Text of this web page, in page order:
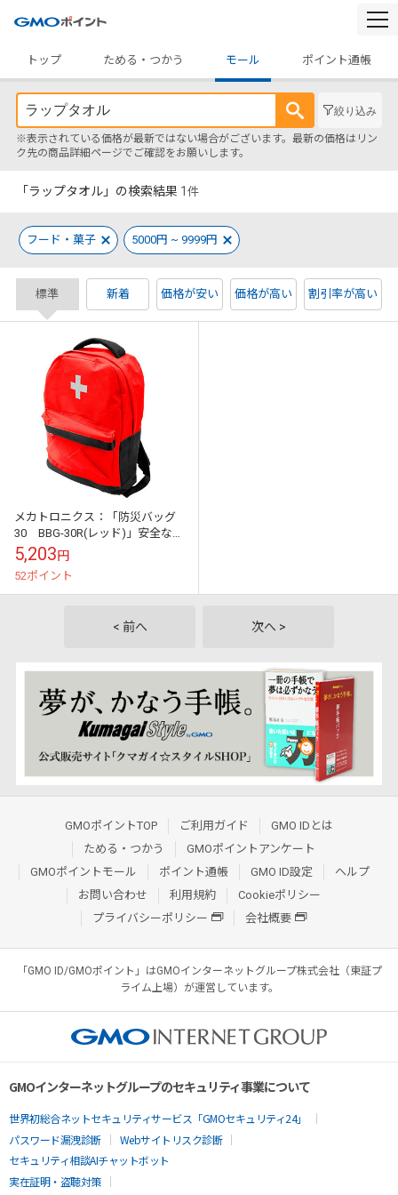
トップ
ためる・つかう モール ポイント通帳
絞り込み
※表示されている価格が最新ではない場合がございます。最新の価格はリン
ク先の商品詳細ページでご確認をお願いします。
「ラップタオル」の検索結果 1 件
フード・菓子 5000円 ~ 9999円
標準 新着 価格が安い 価格が高い 割引率が高い
メカトロニクス：「防災バッグ
30 BBG-30R(レッド)」安全な場
所に逃げるために必要な30点そ
ろえました
5,203円
52ポイント
< 前へ 次へ >
GMOポイントTOP ご利用ガイド
GMO IDとは
ためる・つかう
GMOポイントアンケート
GMOポイントモール
ポイント通帳 GMO ID設定
ヘルプ
お問い合わせ
利用規約
Cookieポリシー
プライバシーポリシー
会社概要
「GMO ID/GMOポイント」はGMOインターネットグループ株式会社（東証プ
ライム上場）が運営しています。
GMOインターネットグループのセキュリティ事業について
世界初総合ネットセキュリティサービス「GMOセキュリティ24」
パスワード漏洩診断
Webサイトリスク診断
セキュリティ相談AIチャットボット
実在証明・盗聴対策